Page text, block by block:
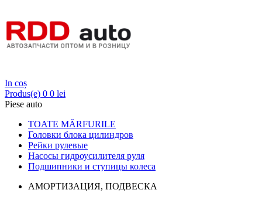
In coș
Produs(e) 0 0 lei
Piese auto
TOATE MĂRFURILE
Головки блока цилиндров
Рейки рулевые
Насосы гидроусилителя руля
Подшипники и ступицы колеса
АМОРТИЗАЦИЯ, ПОДВЕСКА